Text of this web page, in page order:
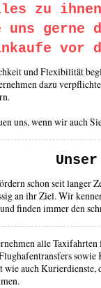
zu ihnen
uns gerne
vor
und Flexibilität
dazu
uns, wenn wir auch
schon seit langer
an ihr Ziel. Wir
finden immer den
alle
sowie
wie auch